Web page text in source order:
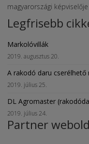
magyarországi
Legfrisebb
Markolóvillák
2019. augusztus 20.
A rakodó daru cserélhető
2019. július 25.
DL Agromaster
2019. július 24.
Partner